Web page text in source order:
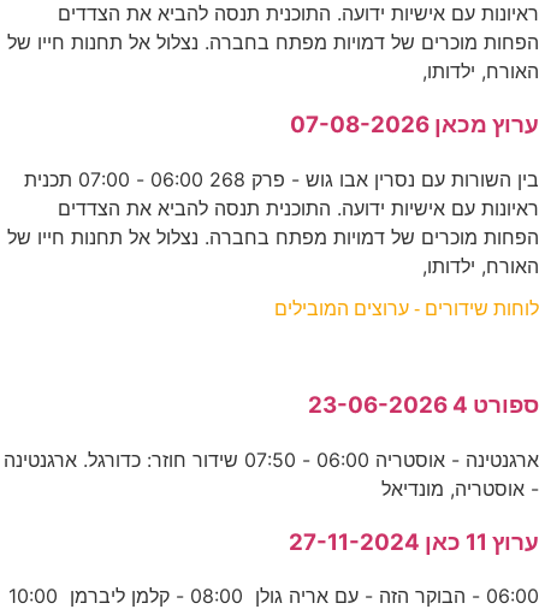
ראיונות עם אישיות ידועה. התוכנית תנסה להביא את הצדדים
הפחות מוכרים של דמויות מפתח בחברה. נצלול אל תחנות חייו של
האורח, ילדותו,
ערוץ מכאן 07-08-2026
בין השורות עם נסרין אבו גוש - פרק 268 06:00 - 07:00 תכנית
ראיונות עם אישיות ידועה. התוכנית תנסה להביא את הצדדים
הפחות מוכרים של דמויות מפתח בחברה. נצלול אל תחנות חייו של
האורח, ילדותו,
לוחות שידורים - ערוצים המובילים
ספורט 4 23-06-2026
ארגנטינה - אוסטריה 06:00 - 07:50 שידור חוזר: כדורגל. ארגנטינה
- אוסטריה, מונדיאל
ערוץ 11 כאן 27-11-2024
06:00 - הבוקר הזה - עם אריה גולן 08:00 - קלמן ליברמן 10:00